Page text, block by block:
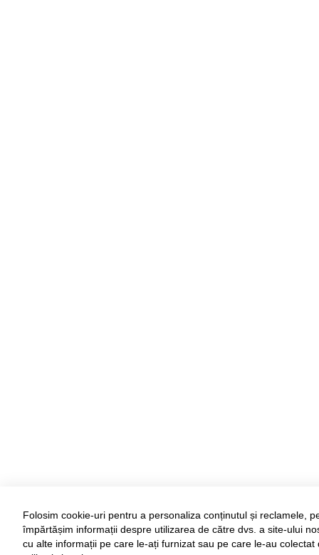
Folosim cookie-uri pentru a personaliza conținutul și reclamele,
împărtășim informații despre utilizarea de către dvs. a site-ului
cu alte informații pe care le-ați furnizat sau pe care le-au